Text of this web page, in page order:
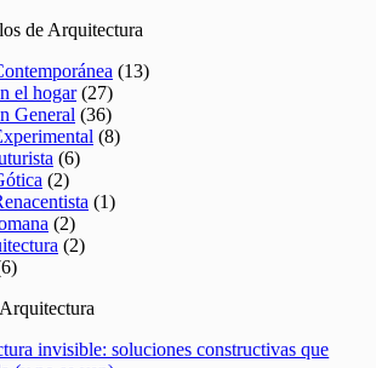
de Arquitectura
(13)
el hogar(27)
General (36)
(8)
(6)
(2)
(1)
(2)
(2)
invisible: soluciones constructivas que